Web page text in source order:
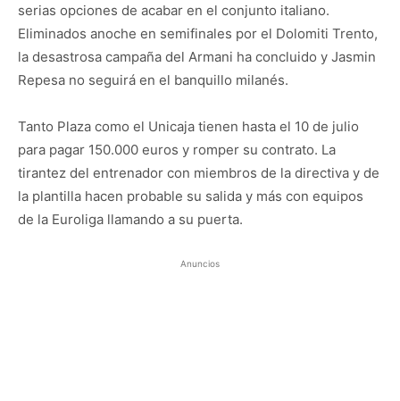
serias opciones de acabar en el conjunto italiano.
Eliminados anoche en semifinales por el Dolomiti Trento,
la desastrosa campaña del Armani ha concluido y Jasmin
Repesa no seguirá en el banquillo milanés.
Tanto Plaza como el Unicaja tienen hasta el 10 de julio
para pagar 150.000 euros y romper su contrato. La
tirantez del entrenador con miembros de la directiva y de
la plantilla hacen probable su salida y más con equipos
de la Euroliga llamando a su puerta.
Anuncios